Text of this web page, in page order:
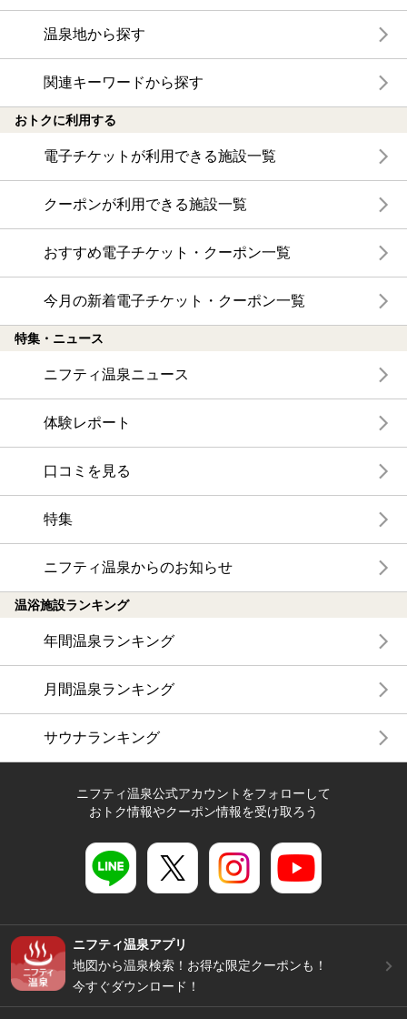
温泉地から探す
関連キーワードから探す
おトクに利用する
電子チケットが利用できる施設一覧
クーポンが利用できる施設一覧
おすすめ電子チケット・クーポン一覧
今月の新着電子チケット・クーポン一覧
特集・ニュース
ニフティ温泉ニュース
体験レポート
口コミを見る
特集
ニフティ温泉からのお知らせ
温浴施設ランキング
年間温泉ランキング
月間温泉ランキング
サウナランキング
ニフティ温泉公式アカウントをフォローして
おトク情報やクーポン情報を受け取ろう
ニフティ温泉アプリ
地図から温泉検索！お得な限定クーポンも！
今すぐダウンロード！